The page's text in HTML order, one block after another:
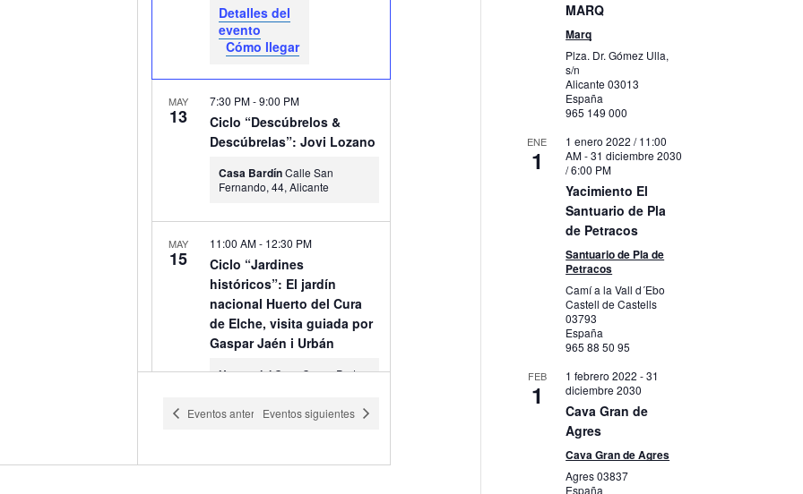
Detalles del
evento
Cómo llegar
MAY
13
Ciclo “Descúbrelos &
Descúbrelas”: Jovi Lozano
7:30 PM-9:00 PM
Casa BardínCalle San
Fernando, 44, Alicante
MAY
15
Ciclo “Jardines
históricos”: El jardín
nacional Huerto del Cura
de Elche, visita guiada por
Gaspar Jaén i Urbán
11:00 AM- 12:30 PM
Huerto del CuraCarrer Porta
15
Ciclo “Endinsarte Work
EventosanterioresEventossiguientes
MARQ
Marq
Plza. Dr. Gómez Ulla,
s/n
Alicante03013
España
965 149 000
ENE
1
1 enero 2022 / 11:00
AM-31 diciembre 2030
/ 6:00 PM
Yacimiento El
Santuario de Pla
de Petracos
Santuario de Pla de
Petracos
Camí a la Vall d´Ebo
Castell de Castells
03793
España
965 88 50 95
FEB
1
1 febrero 2022 -31
diciembre 2030
Cava Gran de
Agres
Cava Gran de Agres
Agres03837
España